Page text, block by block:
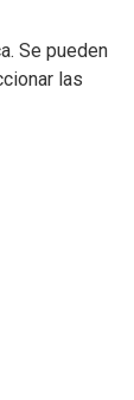
Se pueden
las